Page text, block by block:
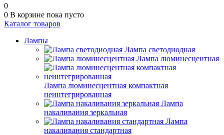
0
0 В корзине пока пусто
Каталог товаров
Лампы
Лампа светодиодная
Лампа люминесцентная
Лампа люминесцентная компактная
неинтегрированная
Лампа
накаливания зеркальная
Лампа
накаливания стандартная